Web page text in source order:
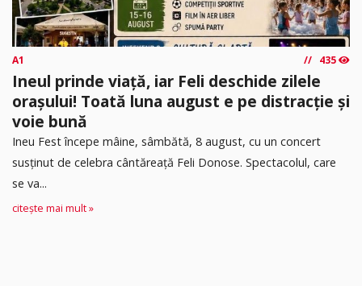
A1 435
Ineul prinde viață, iar Feli deschide zilele
orașului! Toată luna august e pe distracție și
voie bună
Ineu Fest începe mâine, sâmbătă, 8 august, cu un concert
susținut de celebra cântăreață Feli Donose. Spectacolul, care
se va...
citește mai mult »